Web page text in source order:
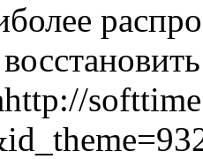
http://